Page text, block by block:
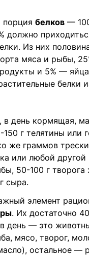
порция белков —
должно
Из них
мяса и рыбы,
и 5% —
белки
в день кормящая,
150 г телятины или
же граммов
или любой
50-100 г
сыра.
элемент
. Их достаточно
день — это
мясо, творог,
остальное —